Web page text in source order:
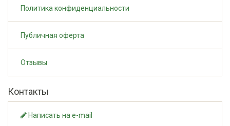
Политика конфиденциальности
Публичная оферта
Отзывы
Контакты
Написать на e-mail